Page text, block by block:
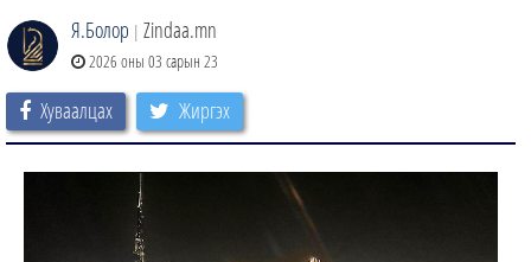
Я.Болор | Zindaa.mn
2026 оны 03 сарын 23
Хуваалцах Жиргэх